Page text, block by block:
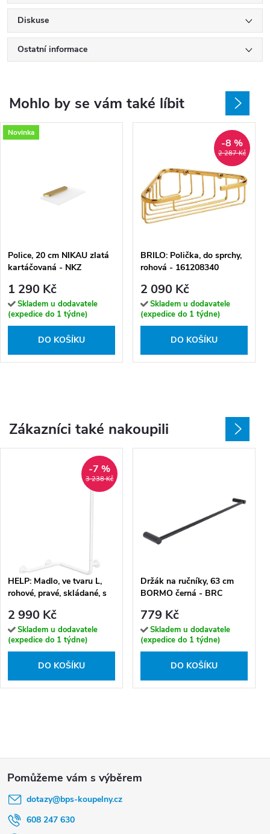
Diskuse
Ostatní informace
Mohlo by se vám také líbit
Novinka
Police, 20 cm NIKAU zlatá
kartáčovaná - NKZ
1 290 Kč
Skladem u dodavatele
(expedice do 1 týdne)
DO KOŠÍKU
2 287 Kč
-8 %
BRILO: Polička, do sprchy,
rohová - 161208340
2 090 Kč
Skladem u dodavatele
(expedice do 1 týdne)
DO KOŠÍKU
Zákazníci také nakoupili
3 238 Kč
-7 %
HELP: Madlo, ve tvaru L,
rohové, pravé, skládané, s
2 990 Kč
Skladem u dodavatele
(expedice do 1 týdne)
DO KOŠÍKU
Držák na ručníky, 63 cm
BORMO černá - BRC
779 Kč
Skladem u dodavatele
(expedice do 1 týdne)
DO KOŠÍKU
dotazy@bps-koupelny.cz
608 247 630